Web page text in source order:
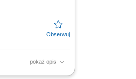
pokaż opis